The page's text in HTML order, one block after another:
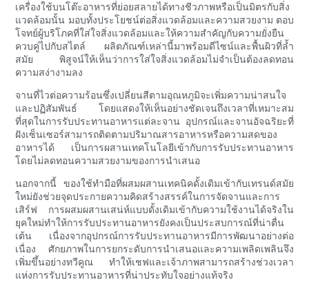
เครื่องใช้บนโต๊ะอาหารที่ย่อยสลายได้ทางชีวภาพหรือเป็นมิตรกับสิ่ง
แวดล้อมนั้น มอบทั้งประโยชน์ต่อสิ่งแวดล้อมและความสวยงาม ตอบ
โจทย์ผู้บริโภคที่ใส่ใจสิ่งแวดล้อมและให้ความสำคัญกับความยั่งยืน
ควบคู่ไปกับสไตล์ ผลิตภัณฑ์เหล่านี้มาพร้อมดีไซน์และพื้นผิวที่ล้ำ
สมัย พิสูจน์ให้เห็นว่าการใส่ใจสิ่งแวดล้อมไม่จำเป็นต้องลดทอน
ความสง่างามลง
จานที่ไวต่อความร้อนซึ่งเปลี่ยนสีตามอุณหภูมิจะเพิ่มความน่าสนใจ
และปฏิสัมพันธ์ โดยแสดงให้เห็นอย่างชัดเจนถึงเวลาที่เหมาะสม
ที่สุดในการรับประทานอาหารแต่ละจาน อุปกรณ์และจานอัจฉริยะที่
ฝังเซ็นเซอร์สามารถติดตามปริมาณสารอาหารหรือความสดของ
อาหารได้ เป็นการผสานเทคโนโลยีเข้ากับการรับประทานอาหาร
โดยไม่ลดทอนความสวยงามของการนำเสนอ
นอกจากนี้ ของใช้ทำมือที่ผสมผสานเทคนิคดั้งเดิมเข้ากับเทรนด์สมัย
ใหม่ยังช่วยจุดประกายความคิดสร้างสรรค์ในการจัดจานและการ
เสิร์ฟ การผสมผสานเสน่ห์แบบดั้งเดิมเข้ากับความใช้งานได้จริงใน
ยุคใหม่ทำให้การรับประทานอาหารยังคงเป็นประสบการณ์ที่น่าตื่น
เต้น เนื่องจากอุปกรณ์การรับประทานอาหารมีการพัฒนาอย่างต่อ
เนื่อง ศักยภาพในการยกระดับการนำเสนอและความเพลิดเพลินจึง
เพิ่มขึ้นอย่างทวีคูณ ทำให้เชฟและเจ้าภาพสามารถสร้างช่วงเวลา
แห่งการรับประทานอาหารที่น่าประทับใจอย่างแท้จริง